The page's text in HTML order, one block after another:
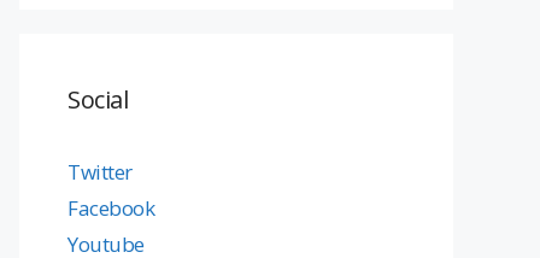
Social
Twitter
Facebook
Youtube